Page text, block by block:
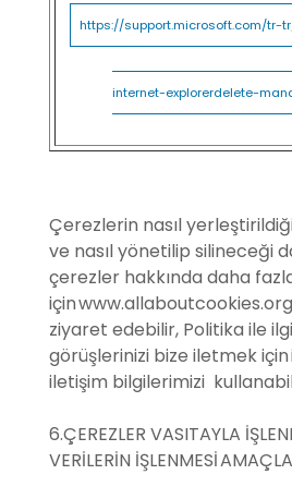
https://support.microsoft.com/tr-
internet-explorerdelete-
Çerezlerin nasıl
ve nasıl yönetilip silineceği
çerezler hakkında daha
içinwww.allaboutcookies.org
ziyaret edebilir, Politika ile
görüşlerinizi bize iletmek için
iletişim bilgilerimizi
6.ÇEREZLER VASITAYLA
VERİLERİN İŞLENMESİ